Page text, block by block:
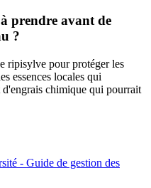
prendre avant de
?
ripisylve pour protéger les
essences locales qui
chimique qui pourrait
- Guide de gestion des